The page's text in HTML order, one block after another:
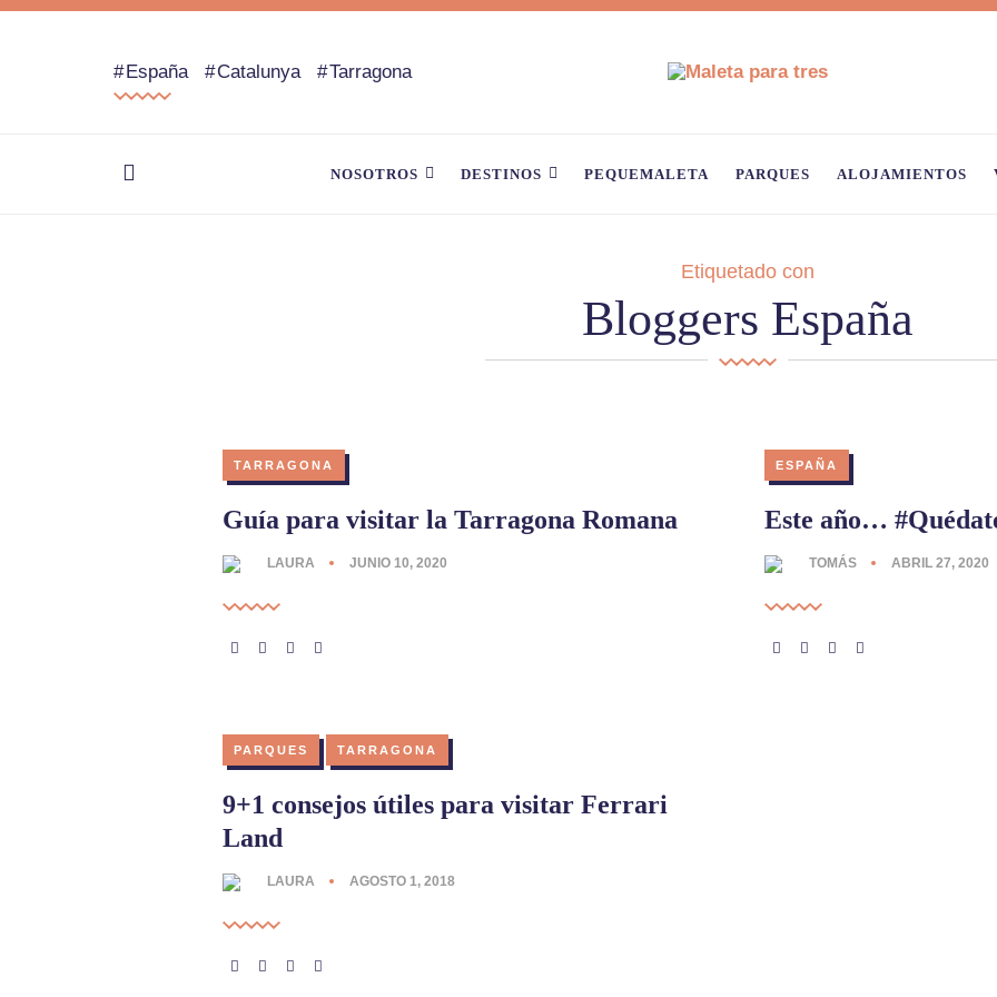
España Catalunya Tarragona
NOSOTROS DESTINOS PEQUEMALETA PARQUES ALOJAMIENTOS
Etiquetado con
Bloggers España
TARRAGONA
Guía para visitar la Tarragona Romana
LAURA JUNIO 10, 2020
ESPAÑA
Este año…
TOMÁS ABRIL 27, 2020
PARQUES TARRAGONA
9+1 consejos útiles para visitar Ferrari
Land
LAURA AGOSTO 1, 2018